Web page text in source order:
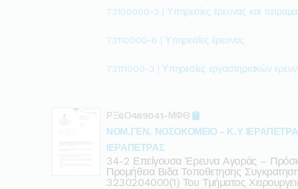
73100000-3 | Υπηρεσίες έρευνας και
73110000-6 | Υπηρεσίες έρευνας
73111000-3 | Υπηρεσίες εργαστηριακών
ΡΞ6Ο469041-ΜΦΘ
ΝΟΜ.ΓΕΝ. ΝΟΣΟΚΟΜΕΙΟ - Κ.Υ
ΙΕΡΑΠΕΤΡΑΣ
34-2 Επείγουσα Έρευνα Αγοράς –
Προμήθεια Βιδα Τοποθετησης
3230204000(1) Του Τμήματος